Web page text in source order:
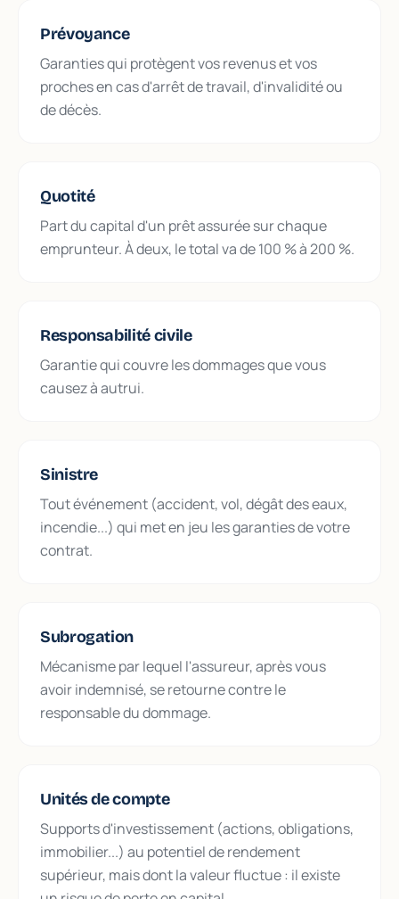
Prévoyance
Garanties qui protègent vos revenus et vos
proches en cas d'arrêt de travail, d'invalidité ou
de décès.
Quotité
Part du capital d'un prêt assurée sur chaque
emprunteur. À deux, le total va de 100 % à 200 %.
Responsabilité civile
Garantie qui couvre les dommages que vous
causez à autrui.
Sinistre
Tout événement (accident, vol, dégât des eaux,
incendie...) qui met en jeu les garanties de votre
contrat.
Subrogation
Mécanisme par lequel l'assureur, après vous
avoir indemnisé, se retourne contre le
responsable du dommage.
Unités de compte
Supports d'investissement (actions, obligations,
immobilier...) au potentiel de rendement
supérieur, mais dont la valeur fluctue : il existe